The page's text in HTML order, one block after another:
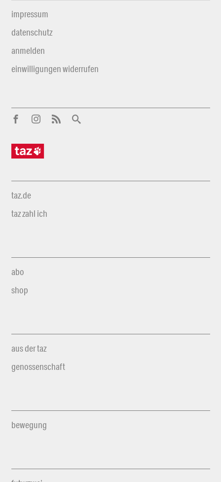
impressum
datenschutz
anmelden
einwilligungen widerrufen
taz.de
taz zahl ich
abo
shop
aus der taz
genossenschaft
bewegung